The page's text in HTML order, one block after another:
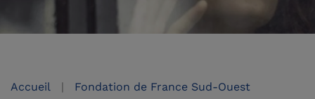
Accueil Fondation de France Sud-Ouest